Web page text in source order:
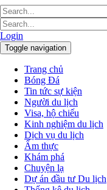
Login
Toggle navigation
Trang chủ
Bóng Đá
Tin tức sự kiện
Người du lịch
Visa, hộ chiếu
Kinh nghiệm du lịch
Dịch vụ du lịch
Ẩm thực
Khám phá
Chuyện lạ
Dự án đầu tư Du lịch